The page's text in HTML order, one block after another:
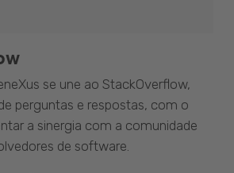
se une ao StackOverflow,
perguntas e respostas, com o
a sinergia com a comunidade
de software.